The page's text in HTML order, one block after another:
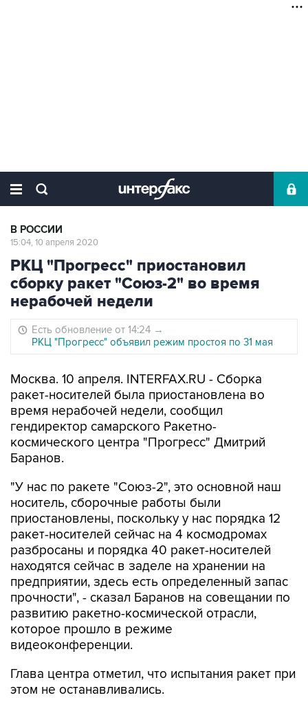
В РОССИИ
15:04, 10 апреля 2020
РКЦ "Прогресс" приостановил
сборку ракет "Союз-2" во время
нерабочей недели
Есть обновление от 14:24 →
РКЦ "Прогресс" объявил режим простоя по 31 мая
Москва. 10 апреля. INTERFAX.RU - Сборка
ракет-носителей была приостановлена во
время нерабочей недели, сообщил
гендиректор самарского Ракетно-
космического центра "Прогресс" Дмитрий
Баранов.
"У нас по ракете "Союз-2", это основной наш
носитель, сборочные работы были
приостановлены, поскольку у нас порядка 12
ракет-носителей сейчас на 4 космодромах
разбросаны и порядка 40 ракет-носителей
находятся сейчас в заделе на хранении на
предприятии, здесь есть определенный запас
прочности", - сказал Баранов на совещании по
развитию ракетно-космической отрасли,
которое прошло в режиме
видеоконференции.
Глава центра отметил, что испытания ракет при
этом не останавливались.